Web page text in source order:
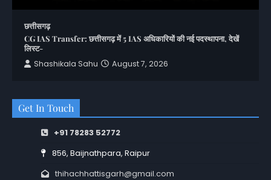
छत्तीसगढ़
CG IAS Transfer: छत्तीसगढ़ में 5 IAS अधिकारियों की नई पदस्थापना, देखें
लिस्ट-
Shashikala Sahu
August 7, 2026
Get In Touch
+91 78283 52772
856, Baijnathpara, Raipur
thihachhattisgarh@gmail.com